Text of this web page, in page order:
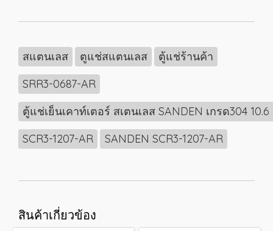
สแตนเลส ตูแช่สแตนเลส
ตู้แช่ร้านค้า
SRR3-0687-AR
ตู้แช่เย็นเคาท์เตอร์ สเตนเลส SANDEN เกรด304 10.6
SCR3-1207-AR
SANDEN SCR3-1207-AR
สินค้าเกี่ยวข้อง